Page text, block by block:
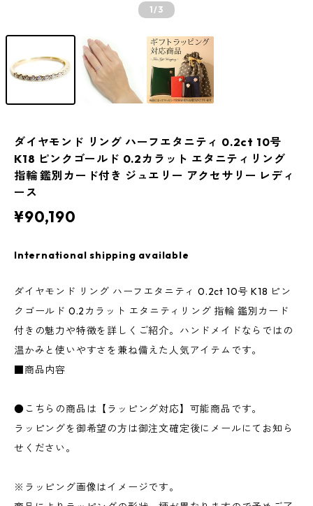
1/3
ダイヤモンド リング ハーフエタニティ 0.2ct 10号
K18 ピンクゴールド 0.2カラット エタニティリング
指輪 鑑別カード付き ジュエリー アクセサリー レディ
ース
¥90,190
International shipping available
ダイヤモンド リング ハーフエタニティ 0.2ct 10号 K18 ピン
クゴールド 0.2カラット エタニティリング 指輪 鑑別カード
付きの魅力や特徴を詳しくご紹介。ハンドメイドならではの
温かみと使いやすさを兼ね備えた人気アイテムです。
■商品内容
●こちらの商品は【ラッピング対応】可能商品です。
ラッピングを御希望の方は御注文確定後にメールにてお知ら
せください。
※ラッピング画像はイメージです。